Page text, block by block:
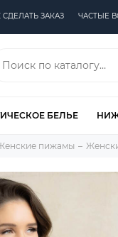
СДЕЛАТЬ ЗАКАЗ ЧАСТЫЕ
БЕЛЬЕ
пижамы